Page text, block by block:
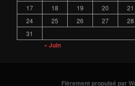
17
18 19 20 21
24
25 26 27 28
31
« Juin
Fièrement propulsé par